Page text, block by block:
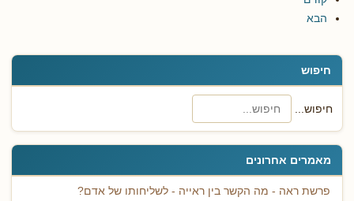
חיפוש
חיפוש...
מאמרים אחרונים
פרשת ראה - מה הקשר בין ראייה - לשליחותו של אדם?
הבא